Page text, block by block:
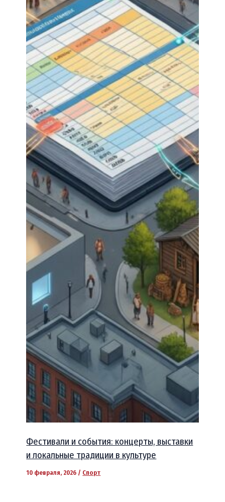
Фестивали и события: концерты, выставки
и локальные традиции в культуре
10 февраля, 2026 / Спорт